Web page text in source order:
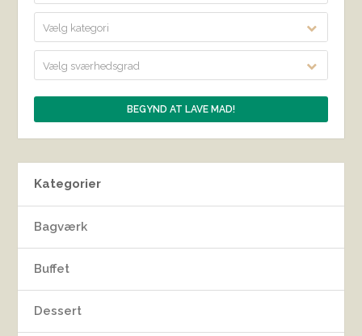
Vælg kategori
Vælg sværhedsgrad
Kategorier
Bagværk
Buffet
Dessert